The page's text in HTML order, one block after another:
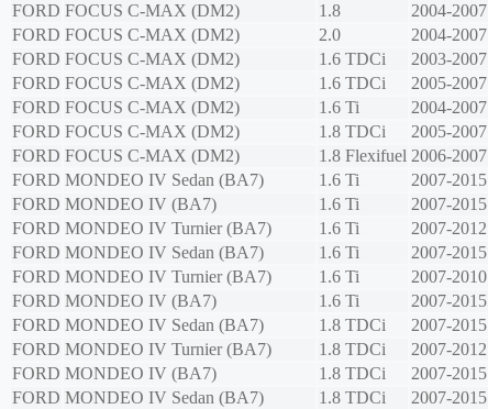
FORD FOCUS C-MAX (DM2) 1.8
2004-2007
FORD FOCUS C-MAX (DM2) 2.0
2004-2007
FORD FOCUS C-MAX (DM2) 1.6 TDCi
2003-2007
FORD FOCUS C-MAX (DM2) 1.6 TDCi
2005-2007
FORD FOCUS C-MAX (DM2) 1.6 Ti
2004-2007
FORD FOCUS C-MAX (DM2) 1.8 TDCi
2005-2007
FORD FOCUS C-MAX (DM2) 1.8 Flexifuel 2006-2007
FORD MONDEO IV Sedan (BA7) 1.6 Ti
2007-2015
FORD MONDEO IV (BA7) 1.6 Ti
2007-2015
FORD MONDEO IV Turnier (BA7) 1.6 Ti
2007-2012
FORD MONDEO IV Sedan (BA7) 1.6 Ti
2007-2015
FORD MONDEO IV Turnier (BA7) 1.6 Ti
2007-2010
FORD MONDEO IV (BA7) 1.6 Ti
2007-2015
FORD MONDEO IV Sedan (BA7) 1.8 TDCi
2007-2015
FORD MONDEO IV Turnier (BA7) 1.8 TDCi
2007-2012
FORD MONDEO IV (BA7) 1.8 TDCi
2007-2015
FORD MONDEO IV Sedan (BA7) 1.8 TDCi
2007-2015